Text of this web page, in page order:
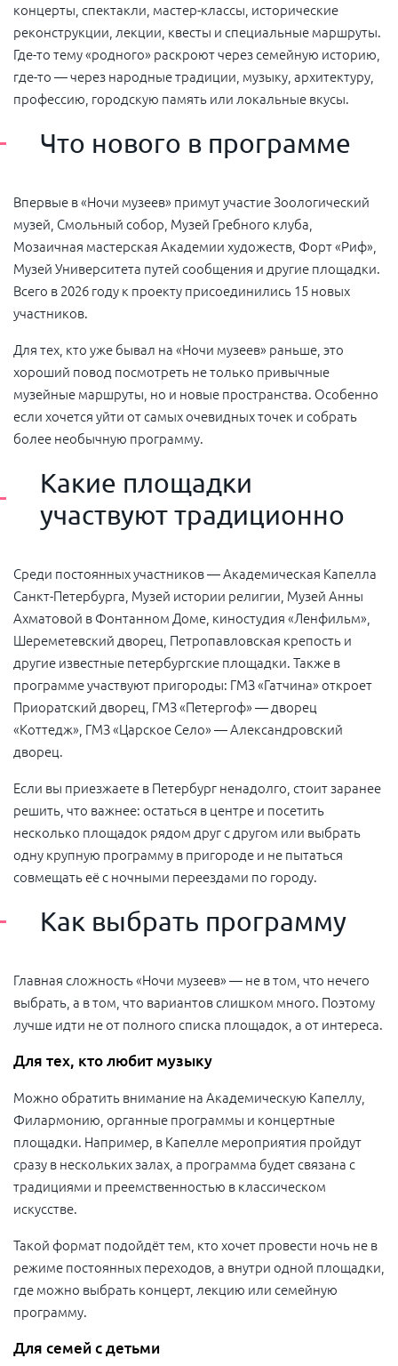
концерты, спектакли, мастер-классы, исторические
реконструкции, лекции, квесты и специальные маршруты.
Где-то тему «родного» раскроют через семейную историю,
где-то — через народные традиции, музыку, архитектуру,
профессию, городскую память или локальные вкусы.
Что нового в программе
Впервые в «Ночи музеев» примут участие Зоологический
музей, Смольный собор, Музей Гребного клуба,
Мозаичная мастерская Академии художеств, Форт «Риф»,
Музей Университета путей сообщения и другие площадки.
Всего в 2026 году к проекту присоединились 15 новых
участников.
Для тех, кто уже бывал на «Ночи музеев» раньше, это
хороший повод посмотреть не только привычные
музейные маршруты, но и новые пространства. Особенно
если хочется уйти от самых очевидных точек и собрать
более необычную программу.
Какие площадки
участвуют традиционно
Среди постоянных участников — Академическая Капелла
Санкт-Петербурга, Музей истории религии, Музей Анны
Ахматовой в Фонтанном Доме, киностудия «Ленфильм»,
Шереметевский дворец, Петропавловская крепость и
другие известные петербургские площадки. Также в
программе участвуют пригороды: ГМЗ «Гатчина» откроет
Приоратский дворец, ГМЗ «Петергоф» — дворец
«Коттедж», ГМЗ «Царское Село» — Александровский
дворец.
Если вы приезжаете в Петербург ненадолго, стоит заранее
решить, что важнее: остаться в центре и посетить
несколько площадок рядом друг с другом или выбрать
одну крупную программу в пригороде и не пытаться
совмещать её с ночными переездами по городу.
Как выбрать программу
Главная сложность «Ночи музеев» — не в том, что нечего
выбрать, а в том, что вариантов слишком много. Поэтому
лучше идти не от полного списка площадок, а от интереса.
Для тех, кто любит музыку
Можно обратить внимание на Академическую Капеллу,
Филармонию, органные программы и концертные
площадки. Например, в Капелле мероприятия пройдут
сразу в нескольких залах, а программа будет связана с
традициями и преемственностью в классическом
искусстве.
Такой формат подойдёт тем, кто хочет провести ночь не в
режиме постоянных переходов, а внутри одной площадки,
где можно выбрать концерт, лекцию или семейную
программу.
Для семей с детьми